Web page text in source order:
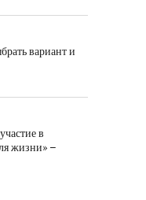
вариант и
в
жизни» –